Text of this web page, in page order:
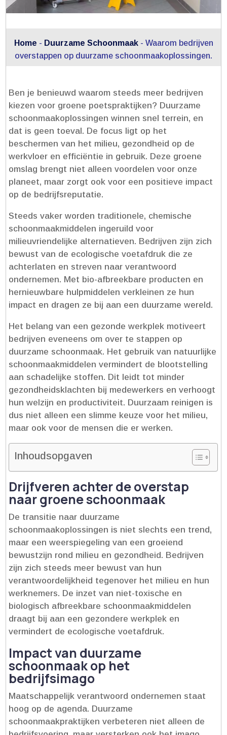
Home - Duurzame Schoonmaak- Waarom bedrijven
overstappen op duurzame schoonmaakoplossingen.​
Ben je benieuwd waarom steeds meer bedrijven
kiezen voor groene poetspraktijken? Duurzame
schoonmaakoplossingen winnen snel terrein, en
dat is geen toeval.​ De focus ligt op het
beschermen van het milieu, gezondheid op de
werkvloer en efficiëntie in gebruik.​ Deze groene
omslag brengt niet alleen voordelen voor onze
planeet, maar zorgt ook voor een positieve impact
op de bedrijfsreputatie.​
Steeds vaker worden traditionele, chemische
schoonmaakmiddelen ingeruild voor
milieuvriendelijke alternatieven.​ Bedrijven zijn zich
bewust van de ecologische voetafdruk die ze
achterlaten en streven naar verantwoord
ondernemen.​ Met bio-afbreekbare producten en
hernieuwbare hulpmiddelen verkleinen ze hun
impact en dragen ze bij aan een duurzame wereld.​
Het belang van een gezonde werkplek motiveert
bedrijven eveneens om over te stappen op
duurzame schoonmaak.​ Het gebruik van natuurlijke
schoonmaakmiddelen vermindert de blootstelling
aan schadelijke stoffen.​ Dit leidt tot minder
gezondheidsklachten bij medewerkers en verhoogt
hun welzijn en productiviteit.​ Duurzaam reinigen is
dus niet alleen een slimme keuze voor het milieu,
maar ook voor de mensen die er werken.​
Inhoudsopgaven
Drijfveren achter de overstap
naar groene schoonmaak
De transitie naar duurzame
schoonmaakoplossingen is niet slechts een trend,
maar een weerspiegeling van een groeiend
bewustzijn rond milieu en gezondheid.​ Bedrijven
zijn zich steeds meer bewust van hun
verantwoordelijkheid tegenover het milieu en hun
werknemers.​ De inzet van niet-toxische en
biologisch afbreekbare schoonmaakmiddelen
draagt bij aan een gezondere werkplek en
vermindert de ecologische voetafdruk.​
Impact van duurzame
schoonmaak op het
bedrijfsimago
Maatschappelijk verantwoord ondernemen staat
hoog op de agenda.​ Duurzame
schoonmaakpraktijken verbeteren niet alleen de